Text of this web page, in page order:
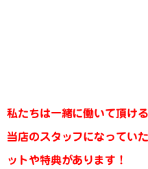
私たちは一緒に働いて頂け
当店のスタッフになってい
ットや特典があります！